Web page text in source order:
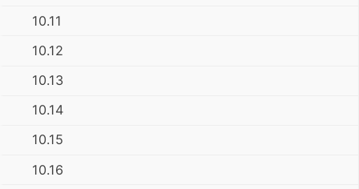
10.11
10.12
10.13
10.14
10.15
10.16